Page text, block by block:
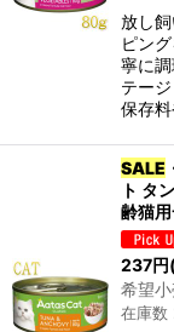
放し
ピン
寧に
テー
保存
SALE
ト タ
齢猫
237円
希望
在庫数